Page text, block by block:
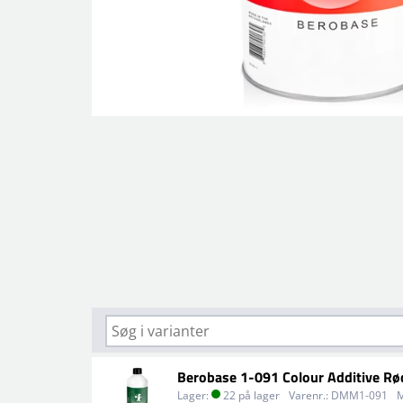
Berobase 1-091 Colour Additive
Lager: 22 på lager Varenr.: DMM1-091